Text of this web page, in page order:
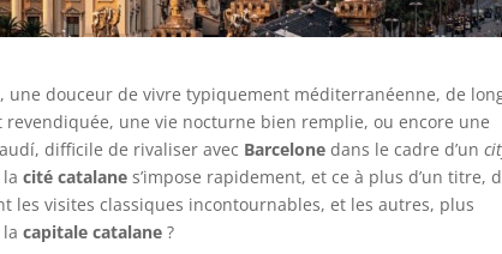
une douceur de vivre typiquement méditerranéenne, de
une vie nocturne bien remplie, ou encore une
difficile de rivaliser avec Barcelone dans le cadre d’un
lacité catalane s’impose rapidement, et ce à plus d’un titre,
les visites classiques incontournables, et les autres, plus
lacapitale catalane?